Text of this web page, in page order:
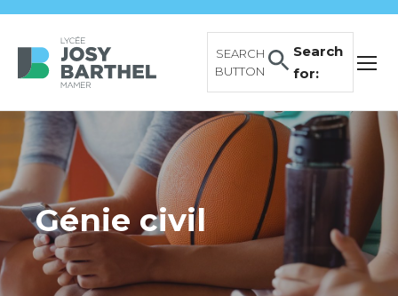
Search
for:
SEARCH
BUTTON
Génie civil